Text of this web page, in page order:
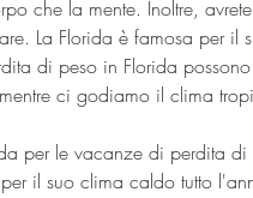
che la mente. Inoltre,
La Florida è famosa per il
di peso in Florida
ci godiamo il clima
per le vacanze di perdita di
il suo clima caldo tutto